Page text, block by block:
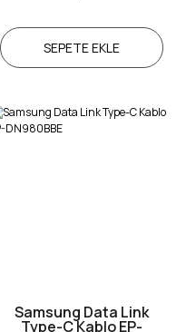
SEPETE EKLE
Samsung Data Link
Type-C Kablo EP-